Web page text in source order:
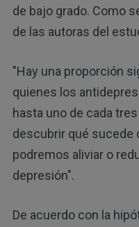
de bajo grado. Como
de las autoras del
"Hay una proporción
quienes los
hasta uno de cada
descubrir qué sucede
podremos aliviar o
depresión".
De acuerdo con la